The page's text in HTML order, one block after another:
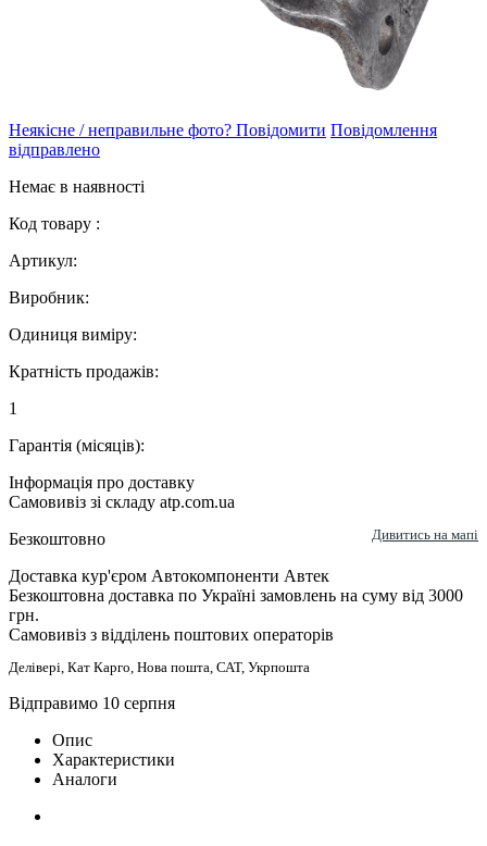
Неякісне / неправильне фото? Повідомити Повідомлення
відправлено
Немає в наявності
Код товару :
Артикул:
Виробник:
Одиниця виміру:
Кратність продажів:
1
Гарантія (місяців):
Інформація про доставку
Самовивіз зі складу atp.com.ua
Безкоштовно
Дивитись на мапі
Доставка кур'єром Автокомпоненти Автек
Безкоштовна доставка по Україні замовлень на суму від 3000
грн.
Самовивіз з відділень поштових операторів
Делівері, Кат Карго, Нова пошта, САТ, Укрпошта
Відправимо 10 серпня
Опис
Характеристики
Аналоги